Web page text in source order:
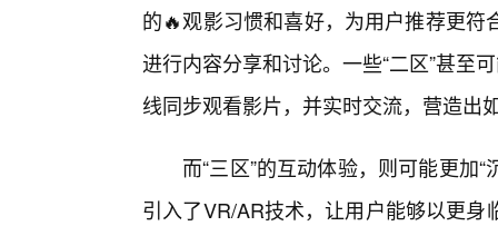
的🔥观影习惯和喜好，为用户推荐更
进行内容分享和讨论。一些“二区”甚至
线同步观看影片，并实时交流，营造出
而“三区”的互动体验，则可能更加
引入了VR/AR技术，让用户能够以更